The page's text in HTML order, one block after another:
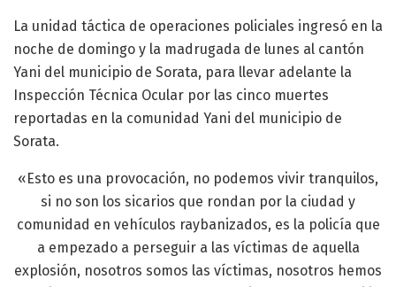
La unidad táctica de operaciones policiales ingresó en la
noche de domingo y la madrugada de lunes al cantón
Yani del municipio de Sorata, para llevar adelante la
Inspección Técnica Ocular por las cinco muertes
reportadas en la comunidad Yani del municipio de
Sorata.
«Esto es una provocación, no podemos vivir tranquilos,
si no son los sicarios que rondan por la ciudad y
comunidad en vehículos raybanizados, es la policía que
a empezado a perseguir a las víctimas de aquella
explosión, nosotros somos las víctimas, nosotros hemos